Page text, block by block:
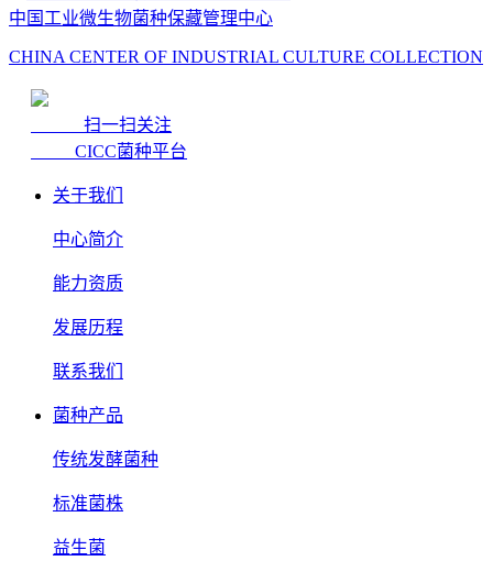
中国工业微生物菌种保藏管理中心
CHINA CENTER OF INDUSTRIAL CULTURE COLLECTION
扫一扫关注
CICC菌种平台
关于我们
中心简介
能力资质
发展历程
联系我们
菌种产品
传统发酵菌种
标准菌株
益生菌